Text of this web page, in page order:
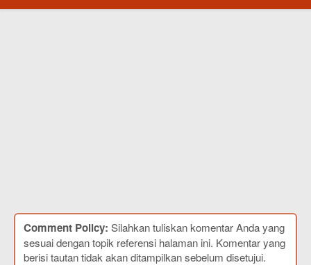
Comment Policy: Silahkan tuliskan komentar Anda yang
sesuai dengan topik referensi halaman ini. Komentar yang
berisi tautan tidak akan ditampilkan sebelum disetujui.